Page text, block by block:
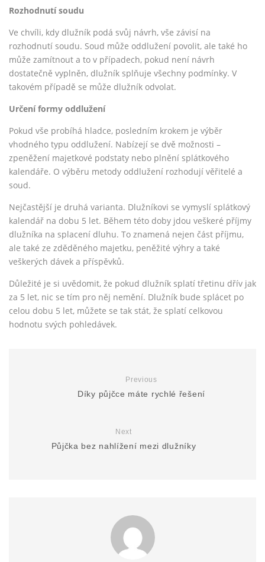
Rozhodnutí soudu
Ve chvíli, kdy dlužník podá svůj návrh, vše závisí na
rozhodnutí soudu. Soud může oddlužení povolit, ale také ho
může zamítnout a to v případech, pokud není návrh
dostatečně vyplněn, dlužník splňuje všechny podmínky. V
takovém případě se může dlužník odvolat.
Určení formy oddlužení
Pokud vše probíhá hladce, posledním krokem je výběr
vhodného typu oddlužení. Nabízejí se dvě možnosti –
zpeněžení majetkové podstaty nebo plnění splátkového
kalendáře. O výběru metody oddlužení rozhodují věřitelé a
soud.
Nejčastější je druhá varianta. Dlužníkovi se vymyslí splátkový
kalendář na dobu 5 let. Během této doby jdou veškeré příjmy
dlužníka na splacení dluhu. To znamená nejen část příjmu,
ale také ze zděděného majetku, peněžité výhry a také
veškerých dávek a příspěvků.
Důležité je si uvědomit, že pokud dlužník splatí třetinu dřív jak
za 5 let, nic se tím pro něj nemění. Dlužník bude splácet po
celou dobu 5 let, můžete se tak stát, že splatí celkovou
hodnotu svých pohledávek.
Previous
Díky půjčce máte rychlé řešení
Next
Půjčka bez nahlížení mezi dlužníky